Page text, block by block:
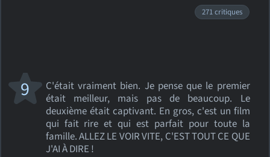
271 critiques
C'était vraiment bien. Je pense que le premier
était meilleur, mais pas de beaucoup. Le
deuxième était captivant. En gros, c'est un film
qui fait rire et qui est parfait pour toute la
famille. ALLEZ LE VOIR VITE, C'EST TOUT CE QUE
J'AI À DIRE !
9